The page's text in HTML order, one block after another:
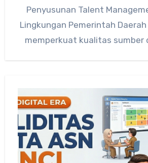
Penyusunan Talent
Lingkungan Pemerintah
memperkuat kualitas sumber